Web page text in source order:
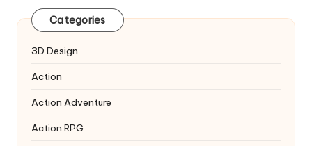
Categories
3D Design
Action
Action Adventure
Action RPG